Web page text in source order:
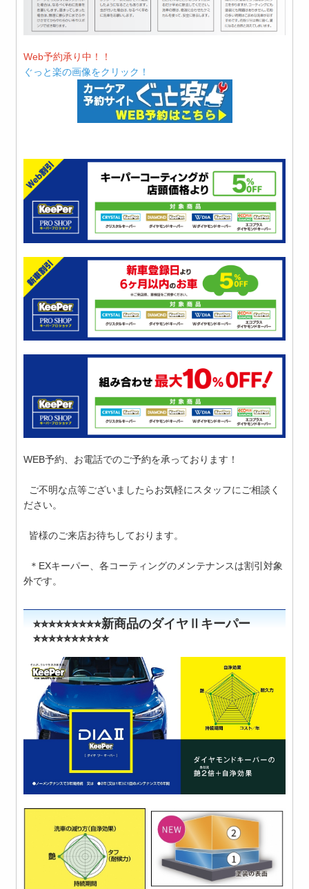
Web予約承り中！！
ぐっと楽の画像をクリック！
WEB予約、お電話でのご予約を承っております！
ご不明な点等ございましたらお気軽にスタッフにご相談く
ださい。
皆様のご来店お待ちしております。
＊EXキーパー、各コーティングのメンテナンスは割引対象
外です。
⭐︎⭐︎⭐︎⭐︎⭐︎⭐︎⭐︎⭐︎⭐︎新商品のダイヤⅡキーパー
⭐︎⭐︎⭐︎⭐︎⭐︎⭐︎⭐︎⭐︎⭐︎⭐︎